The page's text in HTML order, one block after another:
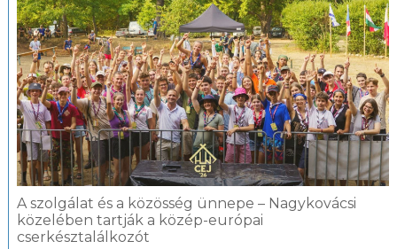
A szolgálat és a közösség ünnepe – Nagykovácsi
közelében tartják a közép-európai
cserkésztalálkozót